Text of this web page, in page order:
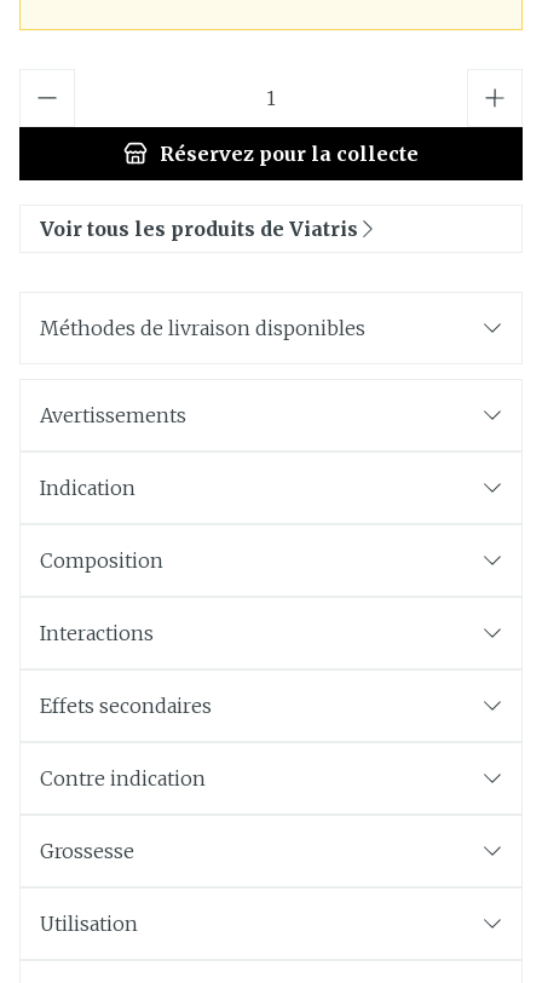
Réservez pour la collecte
Voir tous les produits de Viatris
Méthodes de livraison disponibles
Avertissements
Indication
Composition
Interactions
Effets secondaires
Contre indication
Grossesse
Utilisation